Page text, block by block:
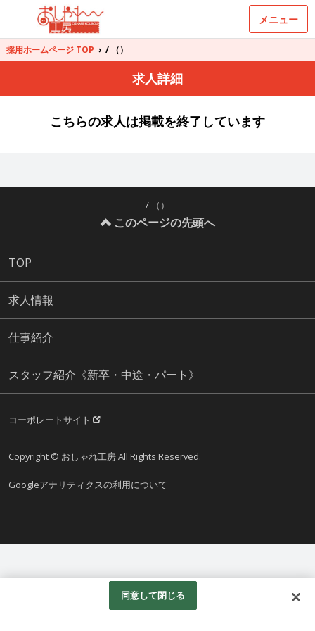
メニュー
採用ホームページ TOP › / （）
求人詳細
こちらの求人は掲載を終了しています
/ （）
このページの先頭へ
TOP
求人情報
仕事紹介
スタッフ紹介《新卒・中途・パート》
コーポレートサイト
Copyright © おしゃれ工房 All Rights Reserved.
Googleアナリティクスの利用について
同意して閉じる